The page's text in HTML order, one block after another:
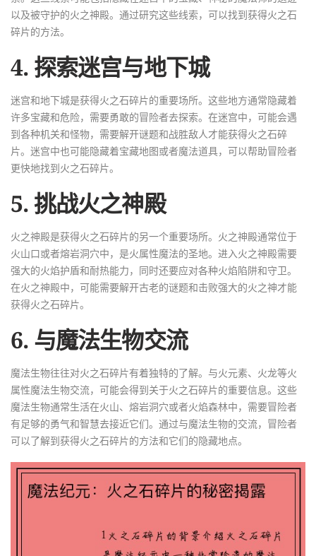
以及被守护的火之神殿。通过研究这些线索，可以找到获得火之石
碎片的方法。
4. 探索迷宫与地下城
迷宫和地下城是获得火之石碎片的重要场所。这些地方通常隐藏着
许多宝藏和危险，需要勇敢的冒险者去探索。在迷宫中，可能会遇
到各种机关和怪物，需要解开谜题和战胜敌人才能获得火之石碎
片。迷宫中也可能隐藏着宝藏地图或者魔法道具，可以帮助冒险者
更快地找到火之石碎片。
5. 挑战火之神殿
火之神殿是获得火之石碎片的另一个重要场所。火之神殿通常位于
火山口或者熔岩洞穴中，是火属性魔法的圣地。进入火之神殿需要
强大的火焰护盾和耐热能力，同时还要应对各种火焰陷阱和守卫。
在火之神殿中，可能需要解开古老的谜题和击败强大的火之神才能
获得火之石碎片。
6. 与魔法生物交流
魔法生物往往对火之石碎片有着独特的了解。与火元素、火龙等火
属性魔法生物交流，可能会得到关于火之石碎片的重要信息。这些
魔法生物通常生活在火山、熔岩洞穴或者火焰森林中，需要冒险者
有足够的勇气和智慧去接近它们。通过与魔法生物的交流，冒险者
可以了解到获得火之石碎片的方法和它们的隐藏地点。